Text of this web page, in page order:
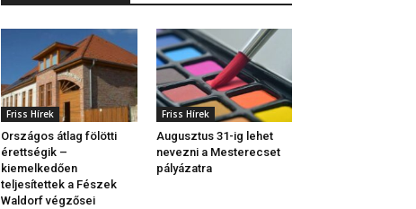
Friss Hírek
Országos átlag fölötti
érettségik –
kiemelkedően
teljesítettek a Fészek
Waldorf végzősei
Friss Hírek
Augusztus 31-ig lehet
nevezni a Mesterecset
pályázatra